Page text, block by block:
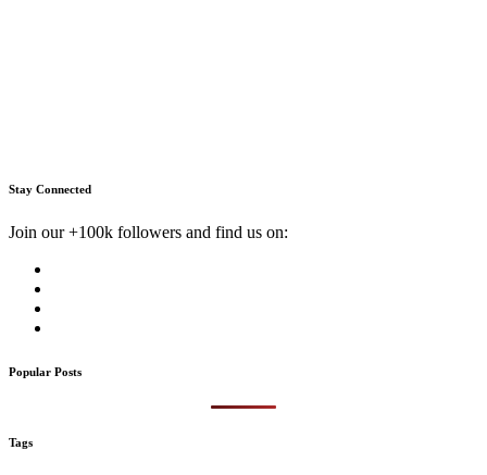
Stay Connected
Join our +100k followers and find us on:
Popular Posts
Tags